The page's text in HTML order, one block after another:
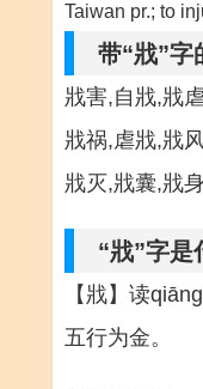
Taiwan pr.; to
带“戕”字
戕害,自戕,戕
戕祸,虐戕,戕
戕灭,戕囊,戕
“戕”字是
【戕】读
五行为金。